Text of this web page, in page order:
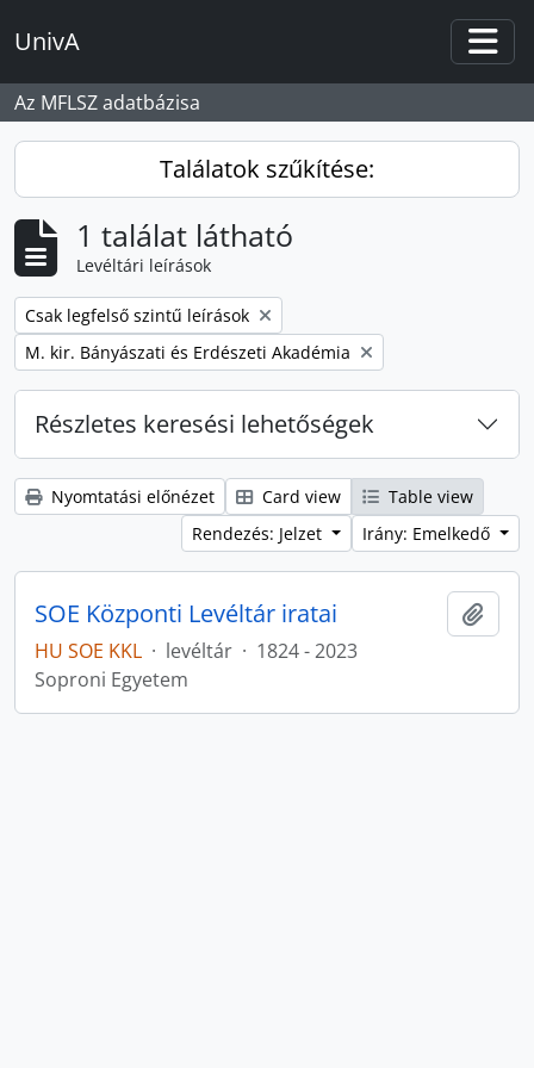
UnivA
Az MFLSZ adatbázisa
Találatok szűkítése:
1 találat látható
Levéltári leírások
Remove filter:
Csak legfelső szintű leírások
Remove filter:
M. kir. Bányászati és Erdészeti Akadémia
Részletes keresési lehetőségek
Nyomtatási előnézet Card view
Table view
Rendezés: Jelzet
Irány: Emelkedő
SOE Központi Levéltár iratai
HU SOE KKL · levéltár · 1824 - 2023
Soproni Egyetem